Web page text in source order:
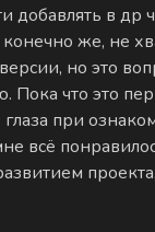
добавлять в др
же, не
но это
Пока что это
глаза при
всё